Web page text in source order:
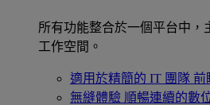
所有功能整合於一個平台中，
工作空間。
適用於精簡的 IT 團隊 前
無縫體驗 順暢連續的數